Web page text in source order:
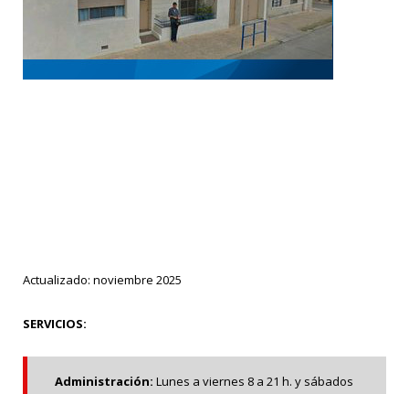
Actualizado: noviembre 2025
SERVICIOS:
Administración: Lunes a viernes 8 a 21 h. y sábados